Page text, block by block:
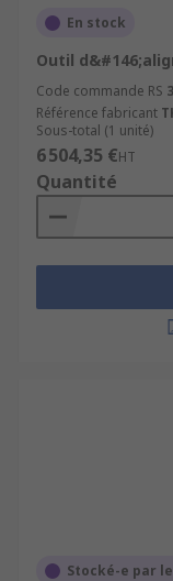
En stock
Outil
Code commande RS
Référence fabricant
Sous-total (1 unité)
6 504,35 €HT
Quantité
Stocké-e par